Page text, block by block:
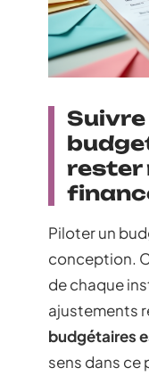
rester
Piloter un
conception.
de chaque
ajustements
budgétaires
sens dans ce